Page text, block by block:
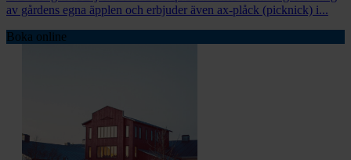
av gårdens egna äpplen och erbjuder även ax-plåck (picknick) i...
Boka online